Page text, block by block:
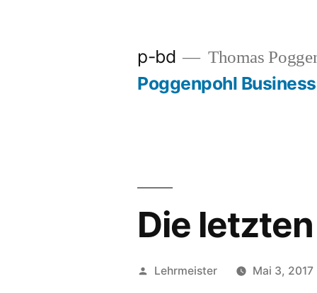
p-bd Thomas
Poggenpohl
Die
Veröffentlicht
Lehrmeister Mai 3, 2017